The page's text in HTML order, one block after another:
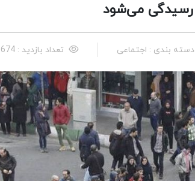
دسته بندی : اجتماعی تعداد بازدید : 674 نفر